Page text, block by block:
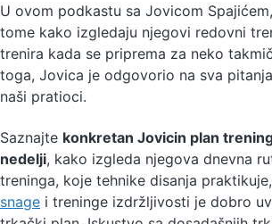
U ovom podkastu sa Jovicom
tome kako izgledaju njegovi redovni
trenira kada se priprema za neko
toga, Jovica je odgovorio na sva
naši pratioci.
Saznajte konkretan Jovicin plan
nedelji, kako izgleda njegova dnevna
treninga, koje tehnike disanja
snage i treninge izdržljivosti je dobro